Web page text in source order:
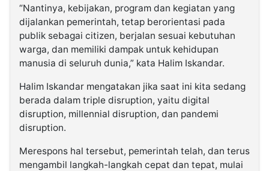
“Nantinya, kebijakan, program dan kegiatan yang
dijalankan pemerintah, tetap berorientasi pada
publik sebagai citizen, berjalan sesuai kebutuhan
warga, dan memiliki dampak untuk kehidupan
manusia di seluruh dunia,” kata Halim Iskandar.
Halim Iskandar mengatakan jika saat ini kita sedang
berada dalam triple disruption, yaitu digital
disruption, millennial disruption, dan pandemi
disruption.
Merespons hal tersebut, pemerintah telah, dan terus
mengambil langkah-langkah cepat dan tepat, mulai